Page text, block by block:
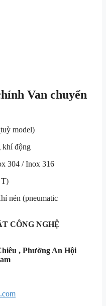
Van chuyển
model)
khí động
304 / Inox 316
T)
nén (pneumatic
CÔNG NGHỆ
, Phường An Hội